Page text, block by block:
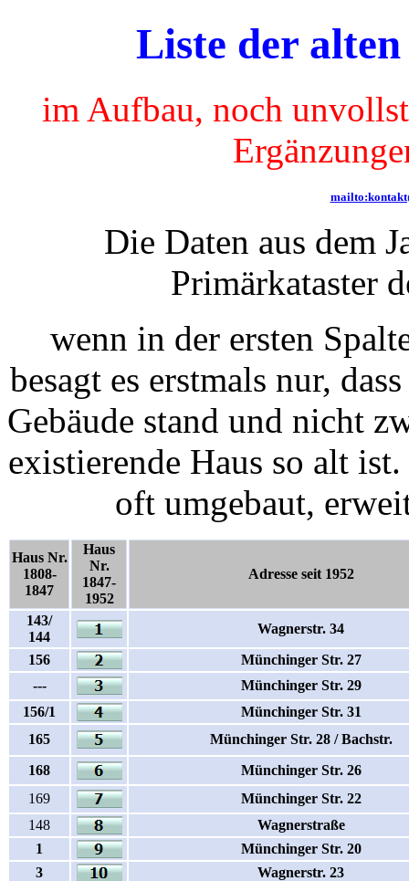
Liste der
im Aufbau, noch
Die Daten aus dem
Primärkataster
wenn in der ersten
besagt es erstmals nur,
Gebäude stand und nicht
existierende Haus so alt
oft umgebaut,
Haus Nr.
1808-
1847
Haus
Nr.
1847-
1952
Adresse seit 1952
143/
144
Wagnerstr. 34
156
Münchinger Str. 27
---
Münchinger Str. 29
156/1
Münchinger Str. 31
165
Münchinger Str. 28 / Bachstr.
168
Münchinger Str. 26
169
Münchinger Str. 22
148
Wagnerstraße
1
Münchinger Str. 20
3
Wagnerstr. 23